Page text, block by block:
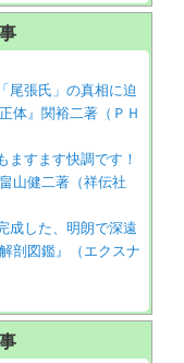
尾張氏」の真相に迫
体』関裕二著（ＰＨ
ますます快調です！
山健二著（祥伝社
成した、明朗で深遠
剖図鑑』（エクスナ